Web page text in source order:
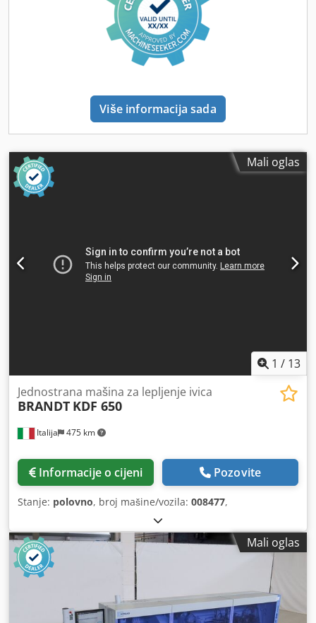
Više informacija sada
Mali oglas
1 / 13
Italija 475 km
Jednostrana mašina za lepljenje ivica
BRANDT KDF 650
Informacije o cijeni Pozovite
Stanje: polovno, broj mašine/vozila: 008477,
Mali oglas